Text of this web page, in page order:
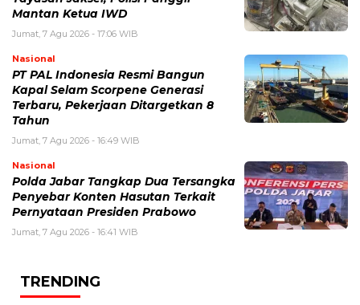
Mantan Ketua IWD
Jumat, 7 Agu 2026 - 17:06 WIB
Nasional
PT PAL Indonesia Resmi Bangun
Kapal Selam Scorpene Generasi
Terbaru, Pekerjaan Ditargetkan 8
Tahun
Jumat, 7 Agu 2026 - 16:49 WIB
Nasional
Polda Jabar Tangkap Dua Tersangka
Penyebar Konten Hasutan Terkait
Pernyataan Presiden Prabowo
Jumat, 7 Agu 2026 - 16:41 WIB
TRENDING